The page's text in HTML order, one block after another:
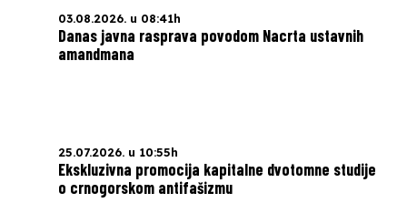
03.08.2026. u 08:41h
Danas javna rasprava povodom Nacrta ustavnih
amandmana
25.07.2026. u 10:55h
Ekskluzivna promocija kapitalne dvotomne studije
o crnogorskom antifašizmu